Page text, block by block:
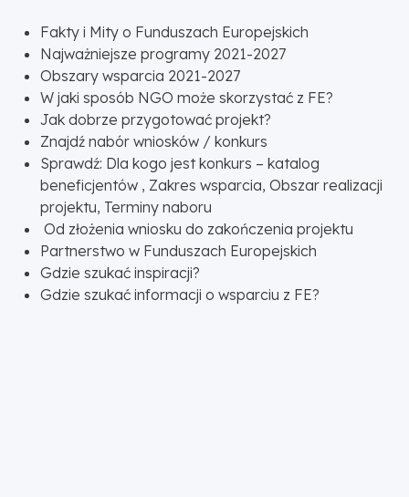
Fakty i Mity o Funduszach Europejskich
Najważniejsze programy 2021-2027
Obszary wsparcia 2021-2027
W jaki sposób NGO może skorzystać z FE?
Jak dobrze przygotować projekt?
Znajdź nabór wniosków / konkurs
Sprawdź: Dla kogo jest konkurs – katalog
beneficjentów , Zakres wsparcia, Obszar realizacji
projektu, Terminy naboru
Od złożenia wniosku do zakończenia projektu
Partnerstwo w Funduszach Europejskich
Gdzie szukać inspiracji?
Gdzie szukać informacji o wsparciu z FE?